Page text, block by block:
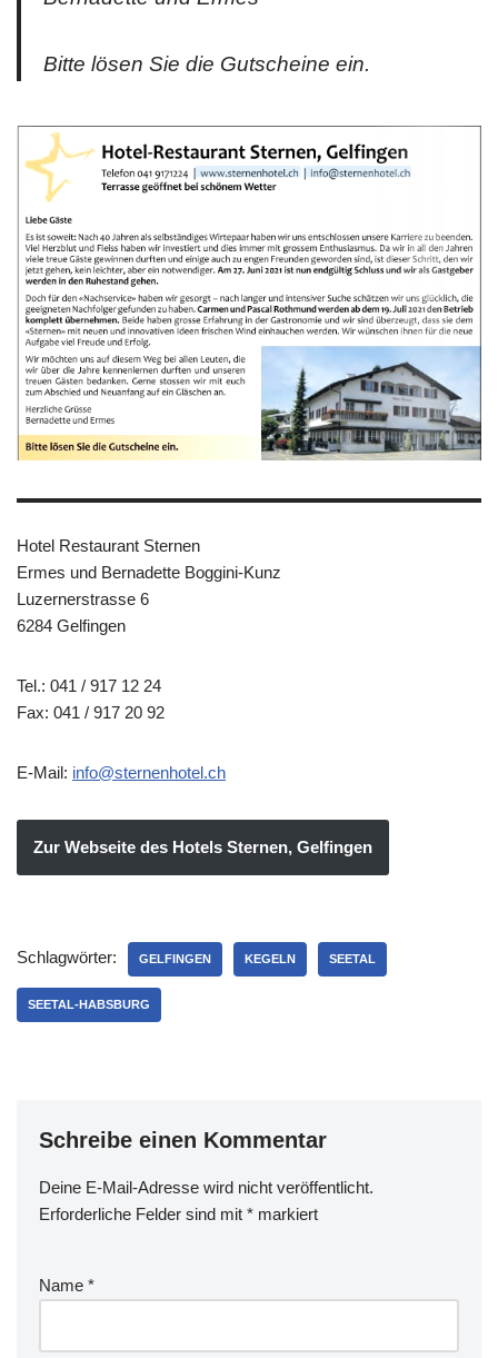
Bitte lösen Sie die Gutscheine ein.
Hotel Restaurant Sternen
Ermes und Bernadette Boggini-Kunz
Luzernerstrasse 6
6284 Gelfingen
Tel.: 041 / 917 12 24
Fax: 041 / 917 20 92
E-Mail: info@sternenhotel.ch
Zur Webseite des Hotels Sternen, Gelfingen
Schlagwörter: GELFINGEN KEGELN SEETAL
SEETAL-HABSBURG
Schreibe einen Kommentar
Deine E-Mail-Adresse wird nicht veröffentlicht.
Erforderliche Felder sind mit * markiert
Name *